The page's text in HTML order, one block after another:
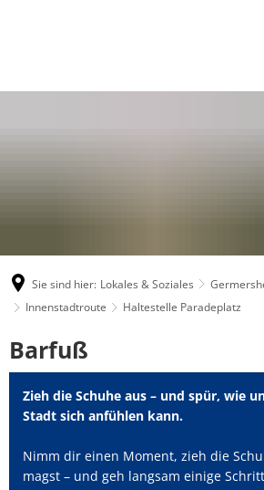
Sie sind hier: Lokales & Soziales
Innenstadtroute
Haltestelle Paradeplatz
Barfuß
Zieh die Schuhe aus – und spür, wie
Stadt sich anfühlen kann.
Nimm dir einen Moment, zieh die
magst – und geh langsam einige